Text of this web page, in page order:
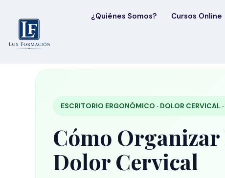
¿Quiénes Somos? Cursos Online
ESCRITORIO ERGONÓMICO · DOLOR CERVICAL
Cómo
Dolor Cervical